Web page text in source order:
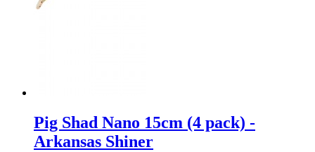
Pig Shad Nano 15cm (4 pack) -
Arkansas Shiner